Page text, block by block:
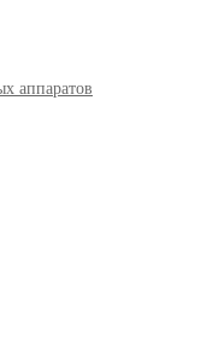
аппаратов